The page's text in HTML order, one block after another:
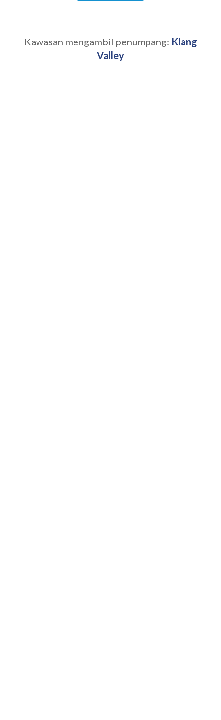
Kawasan mengambil penumpang: Klang
Valley